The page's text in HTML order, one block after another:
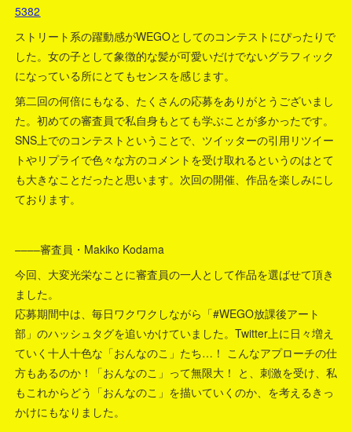
5382
ストリート系の躍動感がWEGOとしてのコンテストにぴったりで
した。女の子として象徴的な髪が可愛いだけでないグラフィック
になっている所にとてもセンスを感じます。
第二回の何倍にもなる、たくさんの応募をありがとうございまし
た。初めての審査員で私自身もとても学ぶことが多かったです。
SNS上でのコンテストということで、ツイッターの引用リツイー
トやリプライで色々な方のコメントを受け取れるというのはとて
も大きなことだったと思います。次回の開催、作品を楽しみにし
ております。
––––審査員・Makiko Kodama
今回、大変光栄なことに審査員の一人として作品を選ばせて頂き
ました。
応募期間中は、毎日ワクワクしながら「#WEGO放課後アート
部」のハッシュタグを追いかけていました。Twitter上に日々増え
ていく十人十色な「おんなのこ」たち…！ こんなアプローチの仕
方もあるのか！「おんなのこ」って無限大！ と、刺激を受け、私
もこれからどう「おんなのこ」を描いていくのか、を考えるきっ
かけにもなりました。